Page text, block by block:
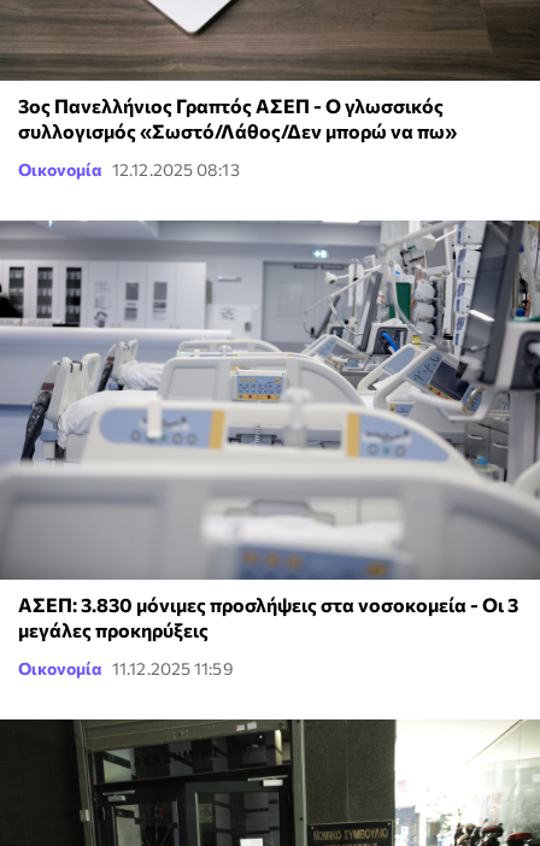
3ος Πανελλήνιος Γραπτός ΑΣΕΠ - Ο γλωσσικός
συλλογισμός «Σωστό/Λάθος/Δεν μπορώ να πω»
Οικονομία 12.12.2025 08:13
ΑΣΕΠ: 3.830 μόνιμες προσλήψεις στα νοσοκομεία - Οι 3
μεγάλες προκηρύξεις
Οικονομία 11.12.2025 11:59